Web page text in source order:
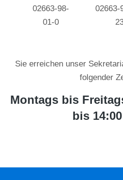
02663-98-
01-0
02663-
Sie erreichen unser
folgender
Montags bis
bis